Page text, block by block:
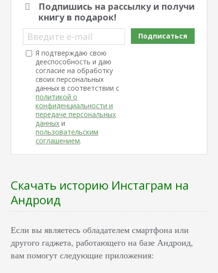
Подпишись на рассылку и получи
книгу в подарок!
Введите e-mail
Я подтверждаю свою
дееспособность и даю
согласие на обработку
своих персональных
данных в соответствии с
политикой о
конфиденциальности и
передаче персональных
данных и
пользовательским
соглашением.
Подписаться
Скачать историю Инстаграм на
Андроид
Если вы являетесь обладателем смартфона или
другого гаджета, работающего на базе Андроид,
вам помогут следующие приложения: